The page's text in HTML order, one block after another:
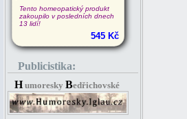
Tento homeopatický produkt
zakoupilo v posledních dnech
13 lidí!
545 Kč
Publicistika:
H umoresky Bedřichovské